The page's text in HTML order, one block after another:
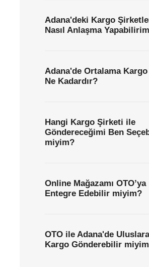
Adana'deki Kargo
Nasıl Anlaşma
Adana'de Ortalama
Ne Kadardır?
Hangi Kargo Şirketi ile
Göndereceğimi Ben
miyim?
Online Mağazamı OTO’ya
Entegre Edebilir miyim?
OTO ile Adana'de
Kargo Gönderebilir